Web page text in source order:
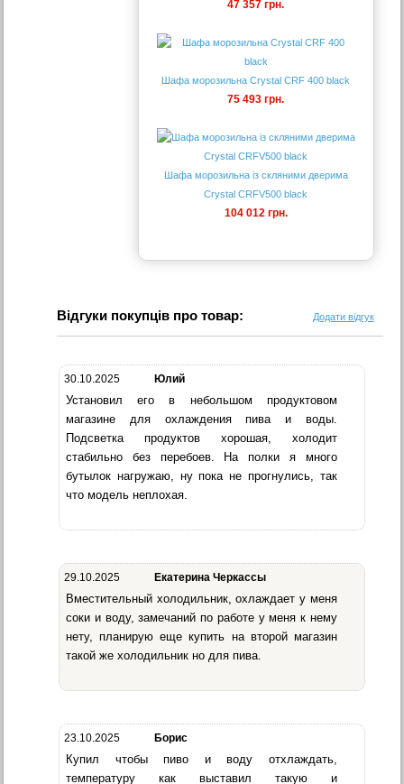
47 357 грн.
Шафа морозильна Crystal CRF 400 black
75 493 грн.
Шафа морозильна із скляними дверима
Crystal CRFV500 black
104 012 грн.
Відгуки покупців про товар: Додати відгук
30.10.2025 Юлий
Установил его в небольшом продуктовом
магазине для охлаждения пива и воды.
Подсветка продуктов хорошая, холодит
стабильно без перебоев. На полки я много
бутылок нагружаю, ну пока не прогнулись, так
что модель неплохая.
29.10.2025 Екатерина Черкассы
Вместительный холодильник, охлаждает у меня
соки и воду, замечаний по работе у меня к нему
нету, планирую еще купить на второй магазин
такой же холодильник но для пива.
23.10.2025 Борис
Купил чтобы пиво и воду отхлаждать,
температуру как выставил такую и